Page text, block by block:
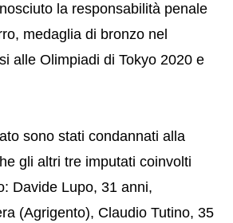
la responsabilità penale
medaglia di bronzo nel
alle Olimpiadi di Tokyo 2020 e
sono stati condannati alla
gli altri tre imputati coinvolti
Davide Lupo, 31 anni,
(Agrigento), Claudio Tutino, 35